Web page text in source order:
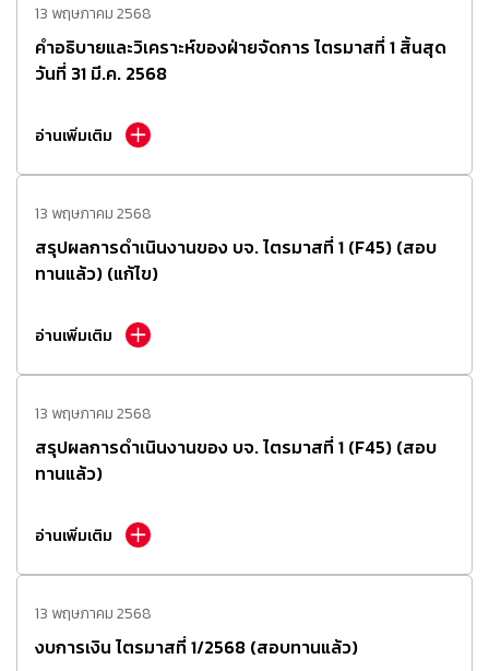
13 พฤษภาคม 2568
คำอธิบายและวิเคราะห์ของฝ่ายจัดการ ไตรมาสที่ 1 สิ้นสุด
วันที่ 31 มี.ค. 2568
อ่านเพิ่มเติม
13 พฤษภาคม 2568
สรุปผลการดำเนินงานของ บจ. ไตรมาสที่ 1 (F45) (สอบ
ทานแล้ว) (แก้ไข)
อ่านเพิ่มเติม
13 พฤษภาคม 2568
สรุปผลการดำเนินงานของ บจ. ไตรมาสที่ 1 (F45) (สอบ
ทานแล้ว)
อ่านเพิ่มเติม
13 พฤษภาคม 2568
งบการเงิน ไตรมาสที่ 1/2568 (สอบทานแล้ว)